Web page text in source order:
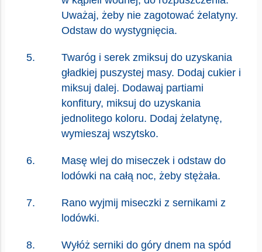
Uważaj, żeby nie zagotować żelatyny.
Odstaw do wystygnięcia.
Twaróg i serek zmiksuj do uzyskania
gładkiej puszystej masy. Dodaj cukier i
miksuj dalej. Dodawaj partiami
konfitury, miksuj do uzyskania
jednolitego koloru. Dodaj żelatynę,
wymieszaj wszytsko.
Masę wlej do miseczek i odstaw do
lodówki na całą noc, żeby stężała.
Rano wyjmij miseczki z sernikami z
lodówki.
Wyłóż serniki do góry dnem na spód